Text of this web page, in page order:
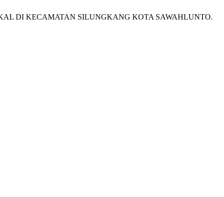
DI KECAMATAN SILUNGKANG KOTA SAWAHLUNTO.